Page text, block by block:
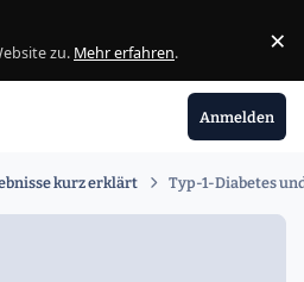
zu. Mehr erfahren. ×
Anmelden
kurz erklärt Typ-1-Diabetes